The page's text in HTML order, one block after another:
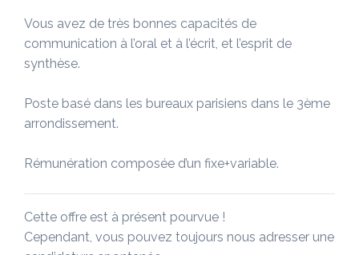
Vous avez de très bonnes capacités de
communication à l’oral et à l’écrit, et l’esprit de
synthèse.
Poste basé dans les bureaux parisiens dans le 3ème
arrondissement.
Rémunération composée d’un fixe+variable.
Cette offre est à présent pourvue !
Cependant, vous pouvez toujours nous adresser une